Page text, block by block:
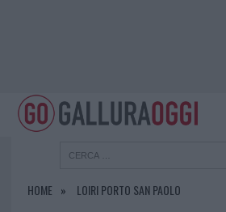
HOME LOIRI PORTO SAN PAOLO